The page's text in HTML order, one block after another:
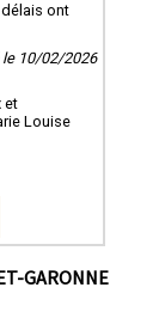
ont
10/02/2026
et
Louise
GARONNE